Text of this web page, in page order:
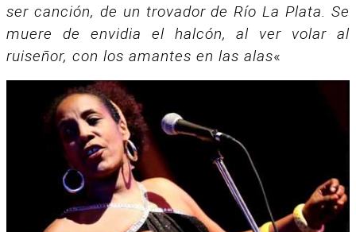
ser canción, de un trovador de Río La Plata. Se
muere de envidia el halcón, al ver volar al
ruiseñor, con los amantes en las alas«